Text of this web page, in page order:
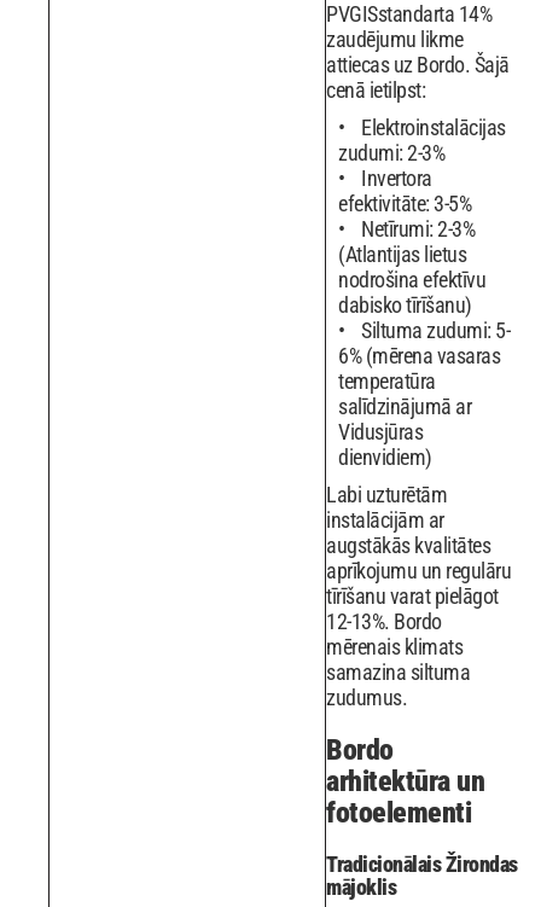
PVGISstandarta 14%
zaudējumu likme
attiecas uz Bordo. Šajā
cenā ietilpst:
Elektroinstalācijas
zudumi: 2-3%
Invertora
efektivitāte: 3-5%
Netīrumi: 2-3%
(Atlantijas lietus
nodrošina efektīvu
dabisko tīrīšanu)
Siltuma zudumi: 5-
6% (mērena vasaras
temperatūra
salīdzinājumā ar
Vidusjūras
dienvidiem)
Labi uzturētām
instalācijām ar
augstākās kvalitātes
aprīkojumu un regulāru
tīrīšanu varat pielāgot
12-13%. Bordo
mērenais klimats
samazina siltuma
zudumus.
Bordo
arhitektūra un
fotoelementi
Tradicionālais Žirondas
mājoklis